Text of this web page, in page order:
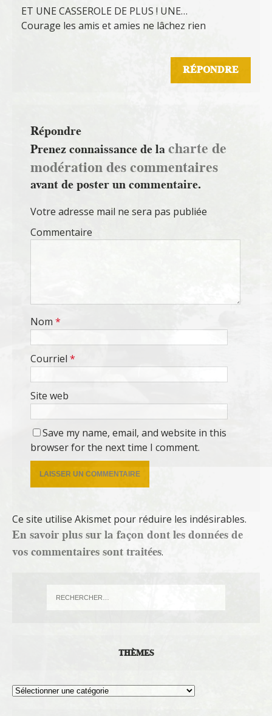
ET UNE CASSEROLE DE PLUS ! UNE…
Courage les amis et amies ne lâchez rien
RÉPONDRE
Répondre
Prenez connaissance de lacharte de
modération des commentaires
avant de poster un commentaire.
Votre adresse mail ne sera pas publiée
Commentaire
Nom *
Courriel *
Site web
Save my name, email, and website in this
browser for the next time I comment.
Ce site utilise Akismet pour réduire les indésirables.
En savoir plus sur la façon dont les données de
vos commentaires sont traitées.
THÈMES
Thèmes